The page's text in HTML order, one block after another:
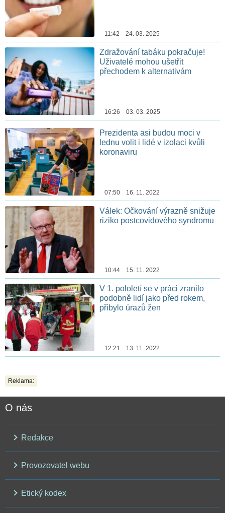
11:42 24. 03. 2025
Zdražování tabáku pokračuje!
Uživatelé mohou ušetřit
přechodem k alternativám
16:26 03. 03. 2025
Prezidenta asi budou moci v
lednu volit i lidé v izolaci kvůli
koronaviru
07:50 16. 11. 2022
Válek: Očkování výrazně snižuje
riziko postcovidového syndromu
10:44 15. 11. 2022
V 1. pololetí se v práci zranilo
podobně lidí jako před rokem,
přibylo úrazů žen
12:21 13. 11. 2022
Reklama:
O nás
Redakce
Provozovatel webu
Etický kodex